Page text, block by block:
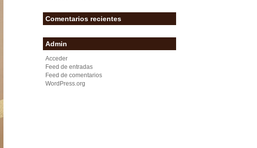
Comentarios recientes
Admin
Acceder
Feed de entradas
Feed de comentarios
WordPress.org